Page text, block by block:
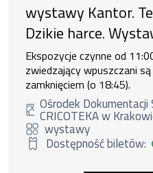
wystawy Kantor.
Dzikie harce.
małych
Ekspozycje czynne od
zwiedzający wpuszczani
zamknięciem (o 18:45).
Ośrodek
CRICOTEKA w
wystawy
Dostępność biletów:
Duża dostępność biletów